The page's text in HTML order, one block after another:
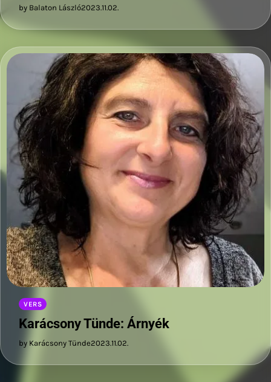
by Balaton László2023.11.02.
VERS
Karácsony Tünde: Árnyék
by Karácsony Tünde2023.11.02.